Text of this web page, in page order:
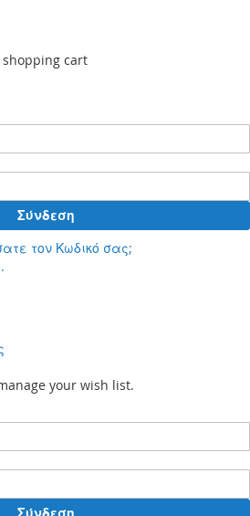
shopping cart
Σύνδεση
τον Κωδικό σας;
your wish list.